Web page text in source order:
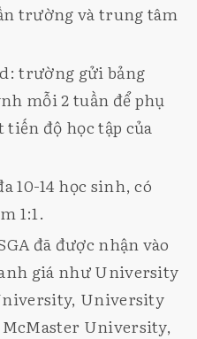
trường và trung tâm
trường gửi bảng
mỗi 2 tuần để phụ
độ học tập của
10-14 học sinh, có
1:1.
đã được nhận vào
giá như University
University
University,